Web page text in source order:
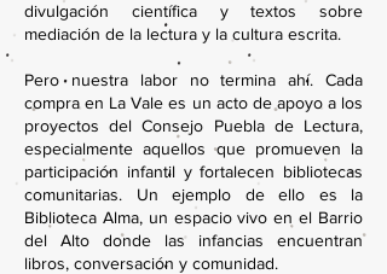
divulgación científica y textos sobre
mediación de la lectura y la cultura escrita.
Pero nuestra labor no termina ahí. Cada
compra en La Vale es un acto de apoyo a los
proyectos del Consejo Puebla de Lectura,
especialmente aquellos que promueven la
participación infantil y fortalecen bibliotecas
comunitarias. Un ejemplo de ello es la
Biblioteca Alma, un espacio vivo en el Barrio
del Alto donde las infancias encuentran
libros, conversación y comunidad.